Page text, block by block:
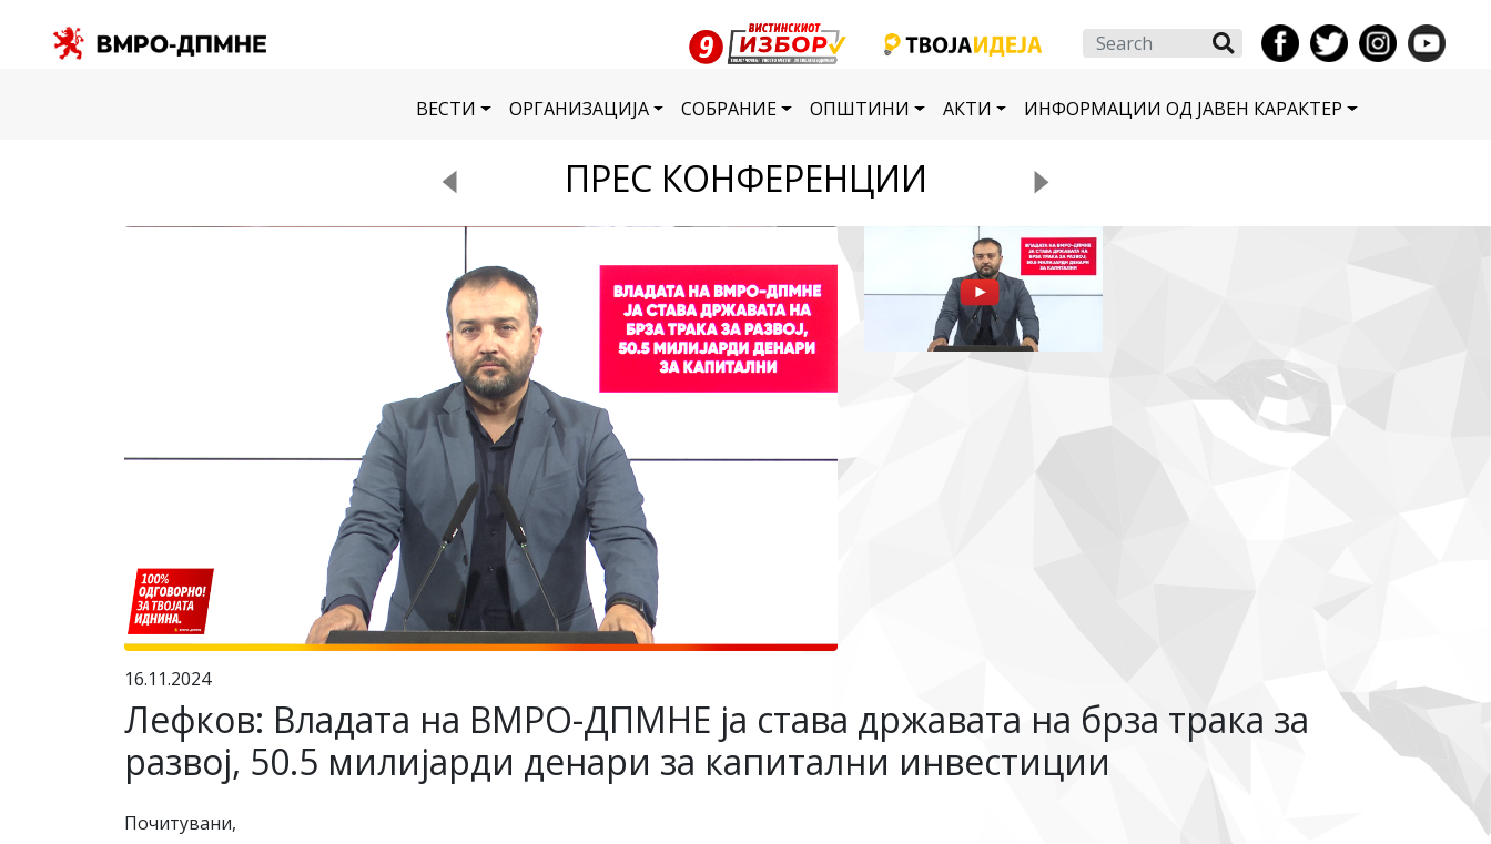
Search
ВЕСТИ ОРГАНИЗАЦИЈА СОБРАНИЕ ОПШТИНИ АКТИ ИНФОРМАЦИИ ОД ЈАВЕН КАРАКТЕР
ПРЕС КОНФЕРЕНЦИИ
16.11.2024
Лефков: Владата на ВМРО-ДПМНЕ ја става државата на брза трака за
развој, 50.5 милијарди денари за капитални инвестиции
Почитувани,